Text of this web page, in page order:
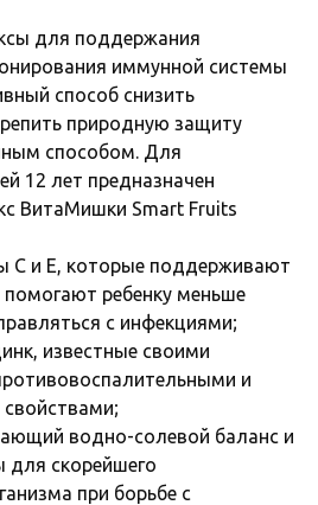
для поддержания
иммунной системы
способ снизить
природную защиту
способом. Для
12 лет предназначен
ВитаМишки Smart Fruits
С и Е, которые поддерживают
ребенку меньше
с инфекциями;
известные своими
и
водно-солевой баланс и
для скорейшего
при борьбе с